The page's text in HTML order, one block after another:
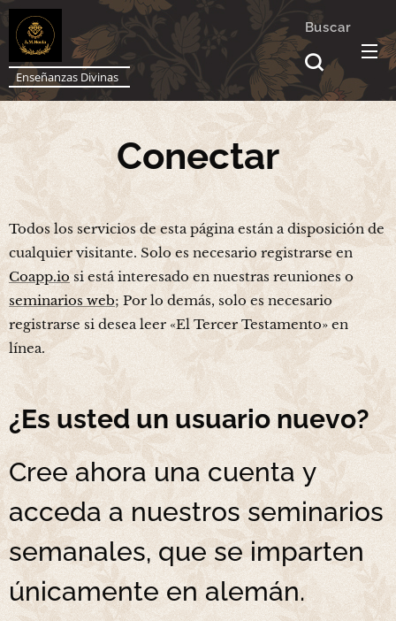
Enseñanzas Divinas
Buscar
Conectar
Todos los servicios de esta página están a disposición de
cualquier visitante. Solo es necesario registrarse en
Coapp.iosi está interesado en nuestras reuniones o
seminarios web; Por lo demás, solo es necesario
registrarse si desea leer «El Tercer Testamento» en
línea.
¿Es usted un usuario nuevo?
Cree ahora una cuenta y
acceda a nuestros seminarios
semanales, que se imparten
únicamente en alemán.